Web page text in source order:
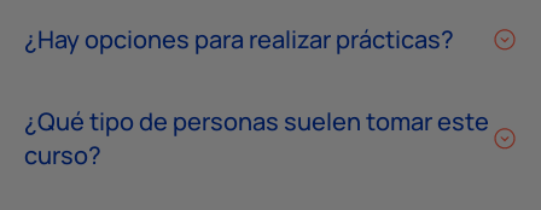
¿Hay opciones para realizar prácticas?
¿Qué tipo de personas suelen tomar este
curso?